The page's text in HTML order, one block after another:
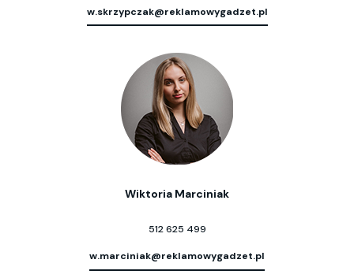
w.skrzypczak@reklamowygadzet.pl
Wiktoria Marciniak
512 625 499
w.marciniak@reklamowygadzet.pl